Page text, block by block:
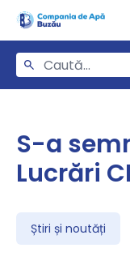
S-a
Lucrări
Știri și noutăți